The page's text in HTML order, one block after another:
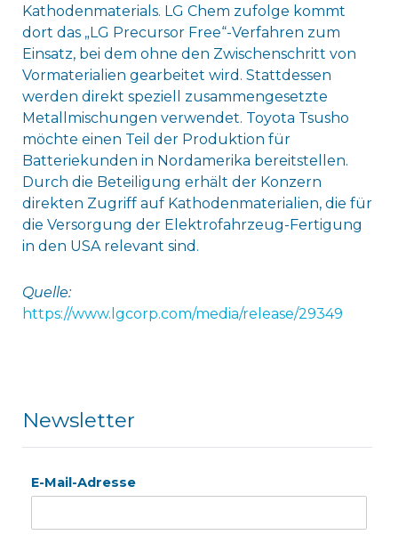
Kathodenmaterials. LG Chem zufolge kommt
dort das „LG Precursor Free“-Verfahren zum
Einsatz, bei dem ohne den Zwischenschritt von
Vormaterialien gearbeitet wird. Stattdessen
werden direkt speziell zusammengesetzte
Metallmischungen verwendet. Toyota Tsusho
möchte einen Teil der Produktion für
Batteriekunden in Nordamerika bereitstellen.
Durch die Beteiligung erhält der Konzern
direkten Zugriff auf Kathodenmaterialien, die für
die Versorgung der Elektrofahrzeug-Fertigung
in den USA relevant sind.
Quelle:
https://www.lgcorp.com/media/release/29349
Newsletter
E-Mail-Adresse